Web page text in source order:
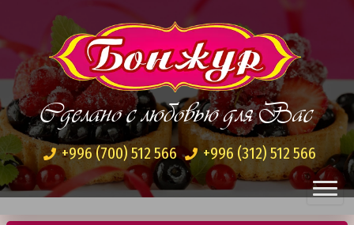
Сделано с любовью для Вас
+996 (700) 512 566 +996 (312) 512 566